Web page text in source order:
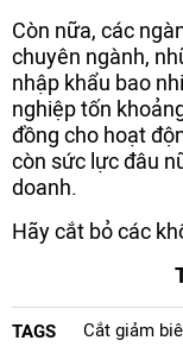
Còn nữa, các
chuyên ngành,
nhập khẩu bao
nghiệp tốn
đồng cho hoạt
còn sức lực đâu
doanh.
Hãy cắt bỏ các
TAGS Cắt giảm